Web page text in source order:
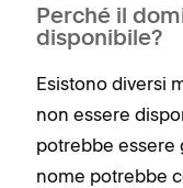
Perché il
disponibile?
Esistono diversi
non essere
potrebbe essere
nome potrebbe